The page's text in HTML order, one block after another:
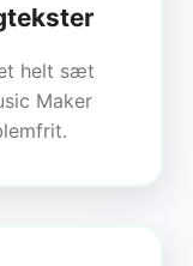
helt sæt
Maker